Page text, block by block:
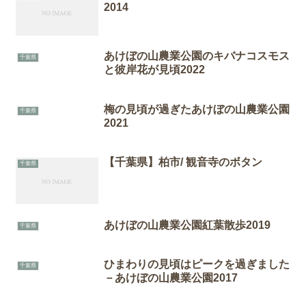
2014
千葉県
あけぼの山農業公園のキバナコスモス
と彼岸花が見頃2022
千葉県
梅の見頃が過ぎたあけぼの山農業公園
2021
千葉県 【千葉県】柏市/ 観音寺のボタン
千葉県 あけぼの山農業公園紅葉散歩2019
千葉県
ひまわりの見頃はピークを過ぎました
－あけぼの山農業公園2017